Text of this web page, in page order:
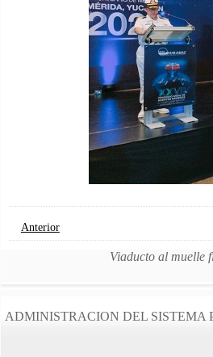
Anterior
Viaducto al muelle
ADMINISTRACION DEL SISTEMA